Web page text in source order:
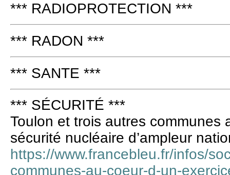
*** RADIOPROTECTION ***
*** RADON ***
*** SANTE ***
*** SÉCURITÉ ***
Toulon et trois autres communes
sécurité nucléaire d’ampleur
https://www.francebleu.fr/infos/
communes-au-coeur-d-un-